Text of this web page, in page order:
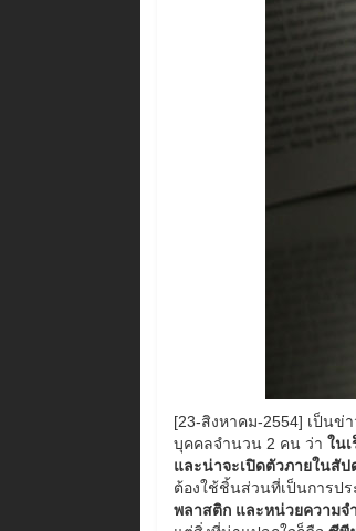
[23-สิงหาคม-2554] เป็นข่
บุคคลจำนวน 2 คน ว่า ใน
และน่าจะเปิดตัวภายในสั
ต้องใช้ชิ้นส่วนที่เป็นการป
พลาสติก และหน่วยความจ